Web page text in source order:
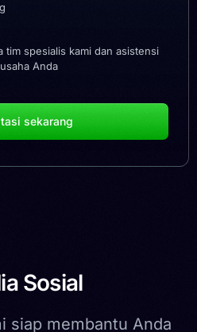
tim spesialis kami dan asistensi
Anda
sekarang
Sosial
siap membantu Anda